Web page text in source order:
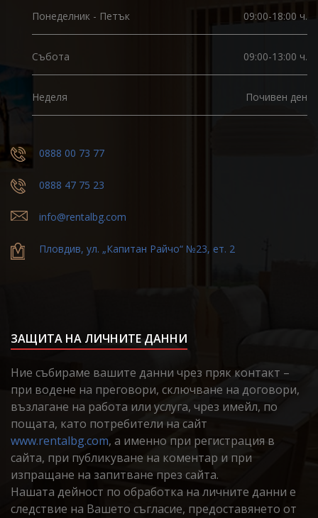
Понеделник - Петък 09:00-18:00 ч.
Събота 09:00-13:00 ч.
Неделя Почивен ден
0888 00 73 77
0888 47 75 23
info@rentalbg.com
Пловдив, ул. „Капитан Райчо“ №23, ет. 2
ЗАЩИТА НА ЛИЧНИТЕ ДАННИ
Ние събираме вашите данни чрез пряк контакт –
при водене на преговори, сключване на договори,
възлагане на работа или услуга, чрез имейл, по
пощата, като потребители на сайт
www.rentalbg.com, а именно при регистрация в
сайта, при публикуване на коментар и при
изпращане на запитване през сайта.
Нашата дейност по обработка на личните данни е
следствие на Вашето съгласие, предоставянето от